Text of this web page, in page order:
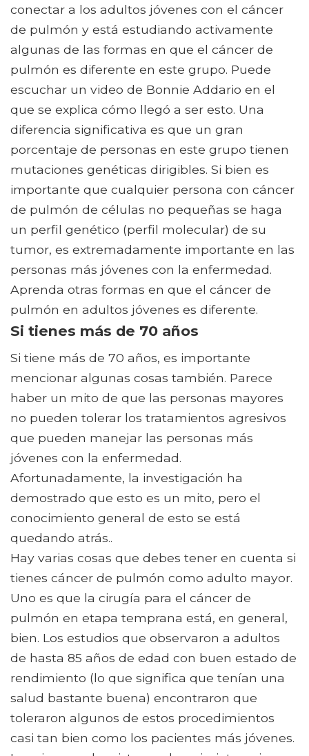
conectar a los adultos jóvenes con el cáncer
de pulmón y está estudiando activamente
algunas de las formas en que el cáncer de
pulmón es diferente en este grupo. Puede
escuchar un video de Bonnie Addario en el
que se explica cómo llegó a ser esto. Una
diferencia significativa es que un gran
porcentaje de personas en este grupo tienen
mutaciones genéticas dirigibles. Si bien es
importante que cualquier persona con cáncer
de pulmón de células no pequeñas se haga
un perfil genético (perfil molecular) de su
tumor, es extremadamente importante en las
personas más jóvenes con la enfermedad.
Aprenda otras formas en que el cáncer de
pulmón en adultos jóvenes es diferente.
Si tienes más de 70 años
Si tiene más de 70 años, es importante
mencionar algunas cosas también. Parece
haber un mito de que las personas mayores
no pueden tolerar los tratamientos agresivos
que pueden manejar las personas más
jóvenes con la enfermedad.
Afortunadamente, la investigación ha
demostrado que esto es un mito, pero el
conocimiento general de esto se está
quedando atrás..
Hay varias cosas que debes tener en cuenta si
tienes cáncer de pulmón como adulto mayor.
Uno es que la cirugía para el cáncer de
pulmón en etapa temprana está, en general,
bien. Los estudios que observaron a adultos
de hasta 85 años de edad con buen estado de
rendimiento (lo que significa que tenían una
salud bastante buena) encontraron que
toleraron algunos de estos procedimientos
casi tan bien como los pacientes más jóvenes.